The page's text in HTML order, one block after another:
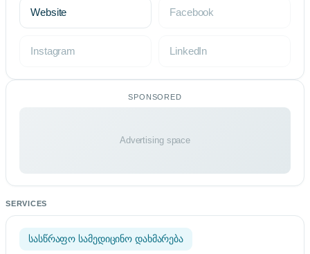
Website Facebook
Instagram LinkedIn
SPONSORED
Advertising space
SERVICES
სასწრაფო სამედიცინო დახმარება